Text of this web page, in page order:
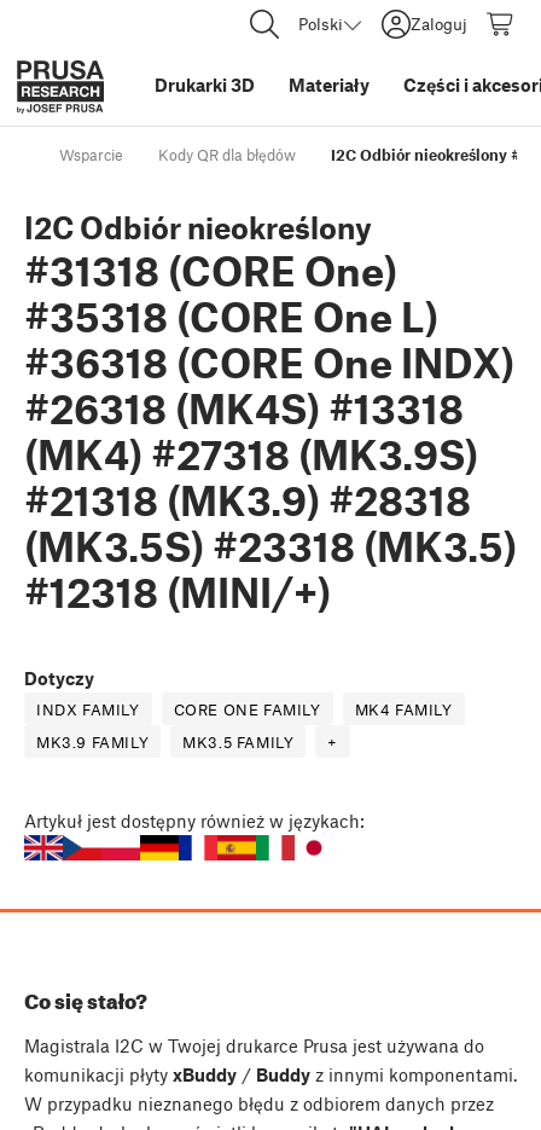
Polski Zaloguj
Drukarki 3D Materiały Części i
Wsparcie Kody QR dla błędów I2C Odbiór nieokreślony
I2C Odbiór nieokreślony
#31318 (CORE One)
#35318 (CORE One L)
#36318 (CORE One INDX)
#26318 (MK4S) #13318
(MK4) #27318 (MK3.9S)
#21318 (MK3.9) #28318
(MK3.5S) #23318 (MK3.5)
#12318 (MINI/+)
Dotyczy
INDX FAMILY CORE ONE FAMILY
MK4 FAMILY
MK3.9 FAMILY
MK3.5 FAMILY +
Artykuł jest dostępny również w językach:
Co się stało?
Magistrala I2C w Twojej drukarce Prusa jest używana do
komunikacji płyty xBuddy / Buddy z innymi komponentami.
W przypadku nieznanego błędu z odbiorem danych przez